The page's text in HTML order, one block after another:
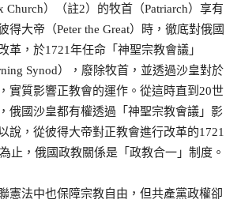
Church）（註2）的牧首（Patriarch）享有
得大帝（Peter the Great）時，徹底對俄國
革，於1721年任命「神聖宗教會議」
Synod），廢除牧首，並透過沙皇對於
實質影響正教會的運作。從這時直到20世
俄國沙皇都有權透過「神聖宗教會議」影
說，從彼得大帝對正教會進行改革的1721
止，俄國政教關係是「政教合一」制度。
憲法中也保障宗教自由，但共產黨政權卻